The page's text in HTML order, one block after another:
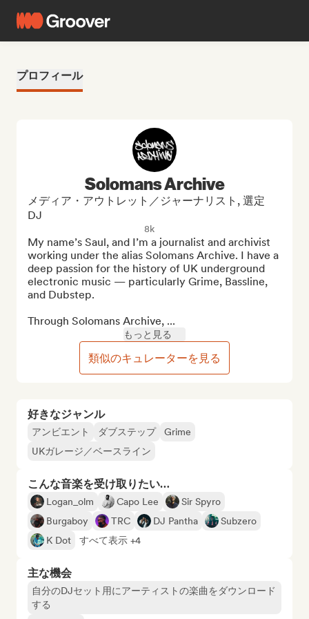
プロフィール
好きなジャンル
アンビエント ダブステップ
Grime
UKガレージ／ベースライン
こんな音楽を受け取りたい…
Logan_olm Capo Lee
Sir Spyro
Burgaboy
TRC DJ Pantha
Subzero
K Dot
すべて表示 +4
主な機会
自分のDJセット用にアーティストの楽曲をダウンロード
する
Solomans Archive
メディア・アウトレット／ジャーナリスト, 選定
DJ
8k
My name’s Saul, and I’m a journalist and archivist
working under the alias Solomans Archive. I have a
deep passion for the history of UK underground
electronic music — particularly Grime, Bassline,
and Dubstep.
Through Solomans Archive, ...
もっと見る
類似のキュレーターを見る